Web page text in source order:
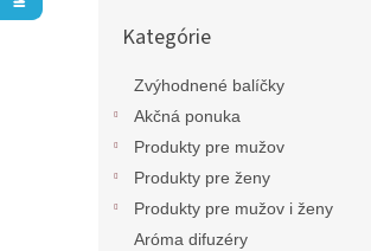
kategórie
Kategórie
Zvýhodnené balíčky
Akčná ponuka
Produkty pre mužov
Produkty pre ženy
Produkty pre mužov i ženy
Aróma difuzéry